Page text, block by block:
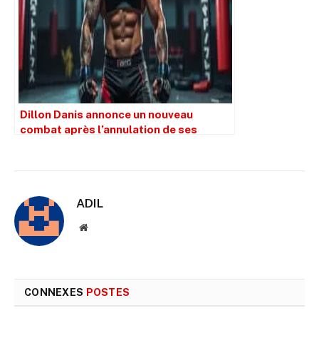
Dillon Danis annonce un nouveau
combat après l’annulation de ses
ADIL
Site
CONNEXES POSTES